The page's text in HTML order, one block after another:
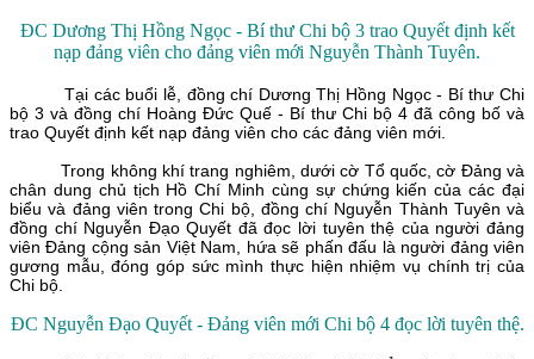
ĐC Dương Thị Hồng Ngọc - Bí thư Chi bộ 3 trao Quyết định kết
nạp đảng viên cho đảng viên mới Nguyễn Thành Tuyên.
Tại các buổi lễ, đồng chí Dương Thị Hồng Ngọc - Bí thư Chi
bộ 3 và đồng chí Hoàng Đức Quế - Bí thư Chi bộ 4 đã công bố và
trao Quyết định kết nạp đảng viên cho các đảng viên mới.
Trong không khí trang nghiêm, dưới cờ Tổ quốc, cờ Đảng và
chân dung chủ tịch Hồ Chí Minh cùng sự chứng kiến của các đại
biểu và đảng viên trong Chi bộ, đồng chí Nguyễn Thành Tuyên và
đồng chí Nguyễn Đạo Quyết đã đọc lời tuyên thệ của người đảng
viên Đảng cộng sản Việt Nam, hứa sẽ phấn đấu là người đảng viên
gương mẫu, đóng góp sức mình thực hiện nhiệm vụ chính trị của
Chi bộ.
ĐC Nguyễn Đạo Quyết - Đảng viên mới Chi bộ 4 đọc lời tuyên thệ.